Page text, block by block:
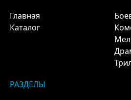
Главная
Каталог
РАЗДЕЛЫ